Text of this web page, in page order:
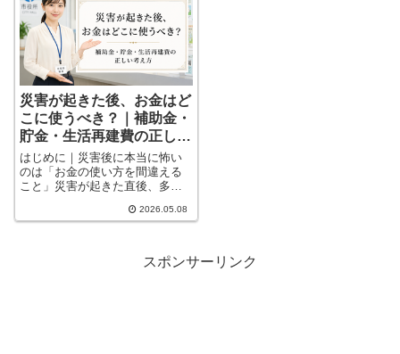
災害が起きた後、お金はど
こに使うべき？｜補助金・
貯金・生活再建費の正しい
考え方
はじめに｜災害後に本当に怖い
のは「お金の使い方を間違える
こと」災害が起きた直後、多く
い」と考えます。壊れた家を直
2026.05.08
スポンサーリンク